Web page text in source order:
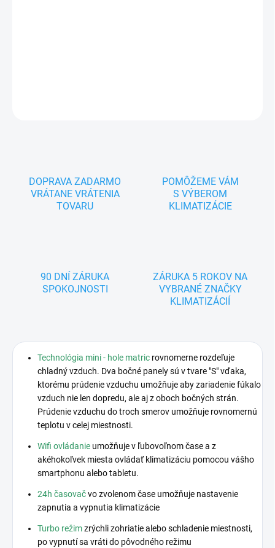
DOPRAVA ZADARMO
VRÁTANE VRÁTENIA
TOVARU
POMÔŽEME VÁM
S VÝBEROM
KLIMATIZÁCIE
90 DNÍ ZÁRUKA
SPOKOJNOSTI
ZÁRUKA 5 ROKOV NA
VYBRANÉ ZNAČKY
KLIMATIZÁCIÍ
Technológia mini - hole matric rovnomerne rozdeľuje
chladný vzduch. Dva bočné panely sú v tvare "S" vďaka,
ktorému prúdenie vzduchu umožňuje aby zariadenie fúkalo
vzduch nie len dopredu, ale aj z oboch bočných strán.
Prúdenie vzduchu do troch smerov umožňuje rovnomernú
teplotu v celej miestnosti.
Wifi ovládanie umožňuje v ľubovoľnom čase a z
akéhokoľvek miesta ovládať klimatizáciu pomocou vášho
smartphonu alebo tabletu.
24h časovačvo zvolenom čase umožňuje nastavenie
zapnutia a vypnutia klimatizácie
Turbo režimzrýchli zohriatie alebo schladenie miestnosti,
po vypnutí sa vráti do pôvodného režimu